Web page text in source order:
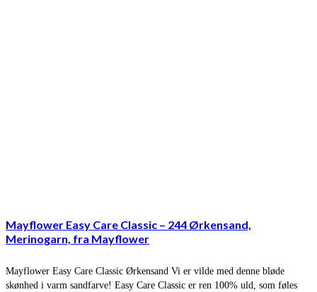
Mayflower Easy Care Classic – 244 Ørkensand,
Merinogarn, fra Mayflower
Mayflower Easy Care Classic Ørkensand Vi er vilde med denne bløde
skønhed i varm sandfarve! Easy Care Classic er ren 100% uld, som føles